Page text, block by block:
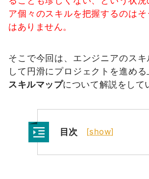
ア個々のスキルを把握するのは
はありません。
そこで今回は、エンジニアのス
して円滑にプロジェクトを進め
スキルマップについて解説をして
目次 [show]